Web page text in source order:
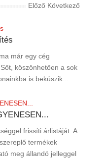
Előző Következő
már egy cég
köszönhetően a sok
is bekúszik...
frissíti árlistáját. A
termékek
meg állandó jelleggel